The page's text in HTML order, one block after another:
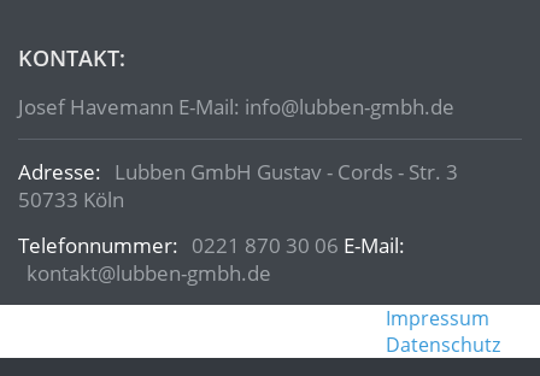
KONTAKT:
Josef Havemann E-Mail: info@lubben-gmbh.de
Adresse: Lubben GmbH Gustav - Cords - Str. 3
50733 Köln
Telefonnummer: 0221 870 30 06 E-Mail:
kontakt@lubben-gmbh.de
Impressum
Datenschutz